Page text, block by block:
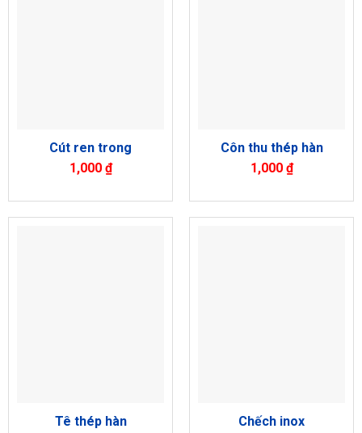
Cút ren trong
1,000 ₫
Côn thu thép hàn
1,000 ₫
Tê thép hàn
Chếch inox